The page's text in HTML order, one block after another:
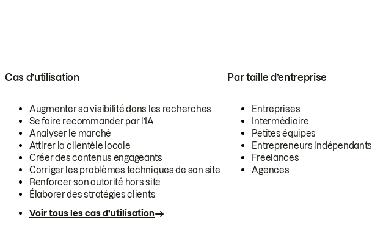
Cas d’utilisation
Augmenter sa visibilité dans les recherches
Se faire recommander par l’IA
Analyser le marché
Attirer la clientèle locale
Créer des contenus engageants
Corriger les problèmes techniques de son site
Renforcer son autorité hors site
Élaborer des stratégies clients
Voir tous les cas d’utilisation
Par taille d’entreprise
Entreprises
Intermédiaire
Petites équipes
Entrepreneurs indépendants
Freelances
Agences